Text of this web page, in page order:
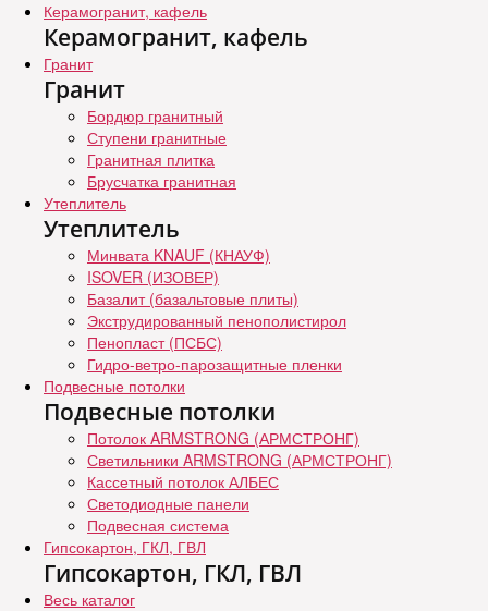
Керамогранит, кафель
Керамогранит, кафель
Гранит
Гранит
Бордюр гранитный
Ступени гранитные
Гранитная плитка
Брусчатка гранитная
Утеплитель
Утеплитель
Минвата KNAUF (КНАУФ)
ISOVER (ИЗОВЕР)
Базалит (базальтовые плиты)
Экструдированный пенополистирол
Пенопласт (ПСБС)
Гидро-ветро-парозащитные пленки
Подвесные потолки
Подвесные потолки
Потолок ARMSTRONG (АРМСТРОНГ)
Светильники ARMSTRONG (АРМСТРОНГ)
Кассетный потолок АЛБЕС
Светодиодные панели
Подвесная система
Гипсокартон, ГКЛ, ГВЛ
Гипсокартон, ГКЛ, ГВЛ
Весь каталог